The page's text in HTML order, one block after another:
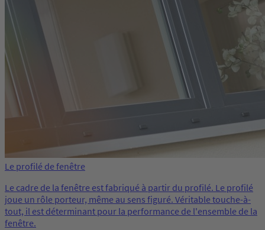
Le profilé de fenêtre
Le cadre de la fenêtre est fabriqué à partir du profilé. Le profilé
joue un rôle porteur, même au sens figuré. Véritable touche-à-
tout, il est déterminant pour la performance de l'ensemble de la
fenêtre.